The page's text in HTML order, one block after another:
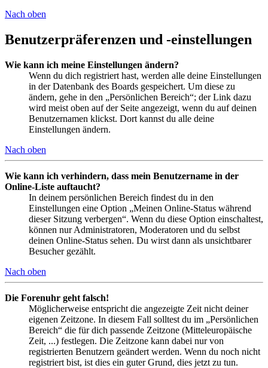
Nach oben
Benutzerpräferenzen und -einstellungen
Wie kann ich meine Einstellungen ändern?
Wenn du dich registriert hast, werden alle deine Einstellungen
in der Datenbank des Boards gespeichert. Um diese zu
ändern, gehe in den „Persönlichen Bereich“; der Link dazu
wird meist oben auf der Seite angezeigt, wenn du auf deinen
Benutzernamen klickst. Dort kannst du alle deine
Einstellungen ändern.
Nach oben
Wie kann ich verhindern, dass mein Benutzername in der
Online-Liste auftaucht?
In deinem persönlichen Bereich findest du in den
Einstellungen eine Option „Meinen Online-Status während
dieser Sitzung verbergen“. Wenn du diese Option einschaltest,
können nur Administratoren, Moderatoren und du selbst
deinen Online-Status sehen. Du wirst dann als unsichtbarer
Besucher gezählt.
Nach oben
Die Forenuhr geht falsch!
Möglicherweise entspricht die angezeigte Zeit nicht deiner
eigenen Zeitzone. In diesem Fall solltest du im „Persönlichen
Bereich“ die für dich passende Zeitzone (Mitteleuropäische
Zeit, ...) festlegen. Die Zeitzone kann dabei nur von
registrierten Benutzern geändert werden. Wenn du noch nicht
registriert bist, ist dies ein guter Grund, dies jetzt zu tun.